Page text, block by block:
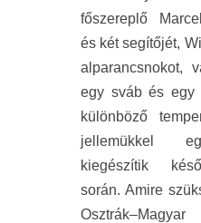
főszereplő
és két segítőjét,
alparancsnokot,
egy sváb és egy
különböző
jellemükkel
kiegészítik
során. Amire